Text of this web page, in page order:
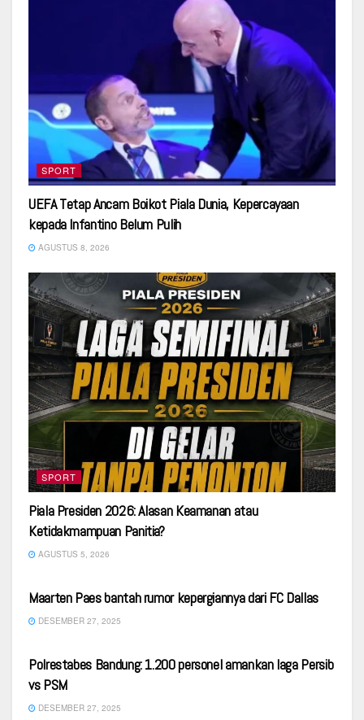
SPORT
UEFA Tetap Ancam Boikot Piala Dunia, Kepercayaan
kepada Infantino Belum Pulih
AGUSTUS 8, 2026
SPORT
Piala Presiden 2026: Alasan Keamanan atau
Ketidakmampuan Panitia?
AGUSTUS 5, 2026
Maarten Paes bantah rumor kepergiannya dari FC Dallas
DESEMBER 27, 2025
Polrestabes Bandung: 1.200 personel amankan laga Persib
vs PSM
DESEMBER 27, 2025